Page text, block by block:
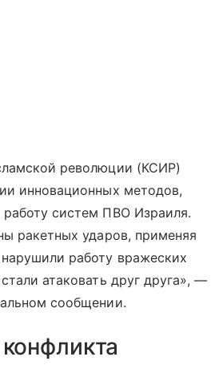
революции (КСИР)
инновационных методов,
систем ПВО Израиля.
ракетных ударов, применяя
работу вражеских
атаковать друг друга», —
сообщении.